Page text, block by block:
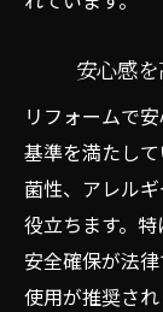
安心感
リフォームで
基準を満たし
菌性、アレル
役立ちます。
安全確保が法
使用が推奨され